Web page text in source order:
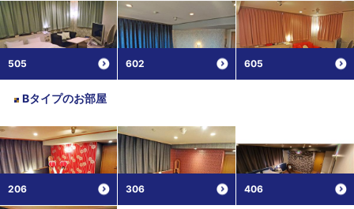
505 602 605
Bタイプのお部屋
206 306 406